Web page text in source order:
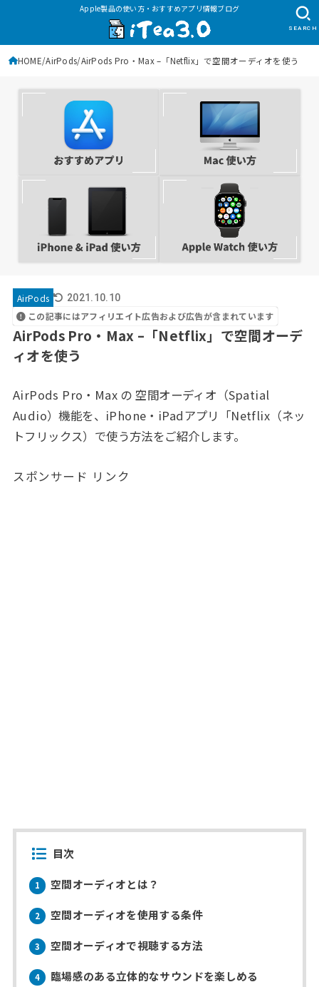
Apple製品の使い方・おすすめアプリ情報ブログ
SEARCH
HOME AirPods AirPods Pro・Max –「Netflix」で空間オーディオを使う
AirPods 2021.10.10
この記事にはアフィリエイト広告および広告が含まれています
AirPods Pro・Max –「Netflix」で空間オーデ
ィオを使う
AirPods Pro・Max の 空間オーディオ（Spatial
Audio）機能を、iPhone・iPadアプリ「Netflix（ネッ
トフリックス）で使う方法をご紹介します。
スポンサード リンク
目次
1 空間オーディオとは？
2 空間オーディオを使用する条件
3 空間オーディオで視聴する方法
4 臨場感のある立体的なサウンドを楽しめる